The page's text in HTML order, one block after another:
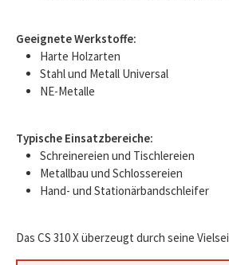
Geeignete Werkstoffe:
Harte Holzarten
Stahl und Metall Universal
NE-Metalle
Typische Einsatzbereiche:
Schreinereien und Tischlereien
Metallbau und Schlossereien
Hand- und Stationärbandschleifer
Das CS 310 X überzeugt durch seine